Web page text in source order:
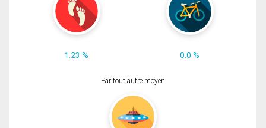
1.23 % 0.0 %
Par tout autre moyen